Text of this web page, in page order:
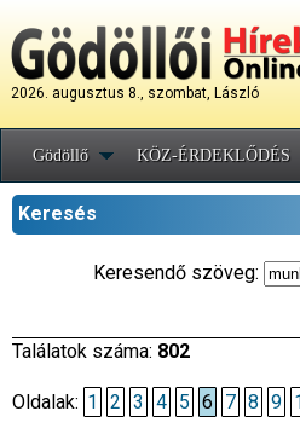
2026. augusztus 8., szombat, László
Gödöllő KÖZ-ÉRDEKLŐDÉS
Keresés
Keresendő szöveg:
Találatok száma: 802
Oldalak: 1 2 3 4 5 6 7 8 9